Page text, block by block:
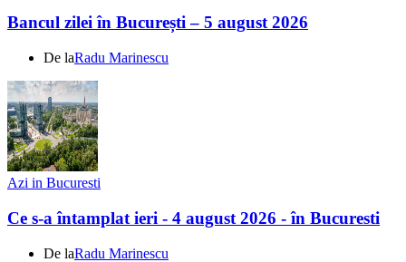
Bancul zilei în București – 5 august 2026
De laRadu Marinescu
Azi in Bucuresti
Ce s-a întamplat ieri - 4 august 2026 - în Bucuresti
De laRadu Marinescu